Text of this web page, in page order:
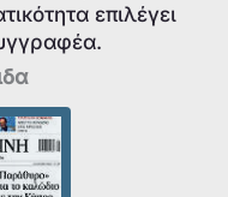
επιλέγει